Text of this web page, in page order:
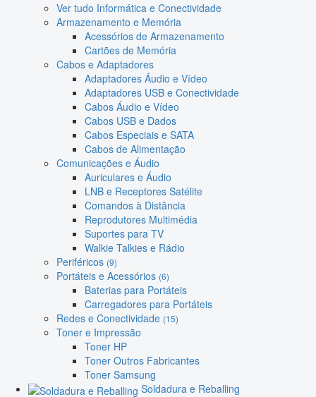
Ver tudo Informática e Conectividade
Armazenamento e Memória
Acessórios de Armazenamento
Cartões de Memória
Cabos e Adaptadores
Adaptadores Áudio e Vídeo
Adaptadores USB e Conectividade
Cabos Áudio e Vídeo
Cabos USB e Dados
Cabos Especiais e SATA
Cabos de Alimentação
Comunicações e Áudio
Auriculares e Áudio
LNB e Receptores Satélite
Comandos à Distância
Reprodutores Multimédia
Suportes para TV
Walkie Talkies e Rádio
Periféricos (9)
Portáteis e Acessórios (6)
Baterias para Portáteis
Carregadores para Portáteis
Redes e Conectividade (15)
Toner e Impressão
Toner HP
Toner Outros Fabricantes
Toner Samsung
Soldadura e Reballing